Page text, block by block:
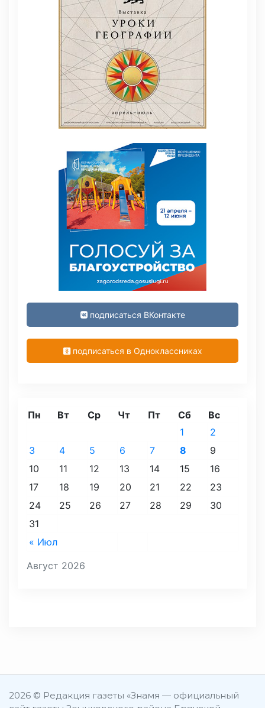
подписаться ВКонтакте
подписаться в Одноклассниках
Август 2026
Пн Вт Ср Чт Пт Сб Вс
« Июл
1
2
3
4 5 6 7 8
9
10
11 12 13 14 15
16
17
18 19 20 21 22
23
24
25 26 27 28 29
30
31
2026 © Редакция газеты «Знамя — официальный